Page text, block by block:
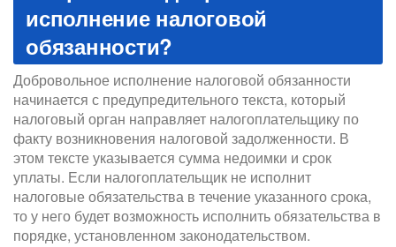
исполнение налоговой
обязанности?
Добровольное исполнение налоговой обязанности
начинается с предупредительного текста, который
налоговый орган направляет налогоплательщику по
факту возникновения налоговой задолженности. В
этом тексте указывается сумма недоимки и срок
уплаты. Если налогоплательщик не исполнит
налоговые обязательства в течение указанного срока,
то у него будет возможность исполнить обязательства в
порядке, установленном законодательством.